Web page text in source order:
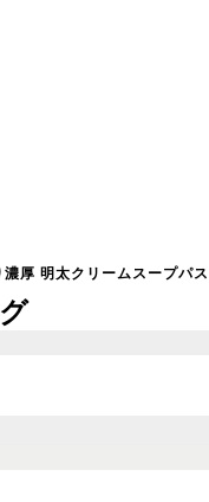
濃厚 明太クリームスープパ